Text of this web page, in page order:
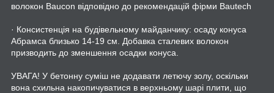
волокон Baucon відповідно до рекомендацій фірми Bautech
· Консистенція на будівельному майданчику: осаду конуса
Абрамса близько 14-19 см. Добавка сталевих волокон
призводить до зменшення осадки конуса.
УВАГА! У бетонну суміш не додавати летючу золу, оскільки
вона схильна накопичуватися в верхньому шарі плити, що